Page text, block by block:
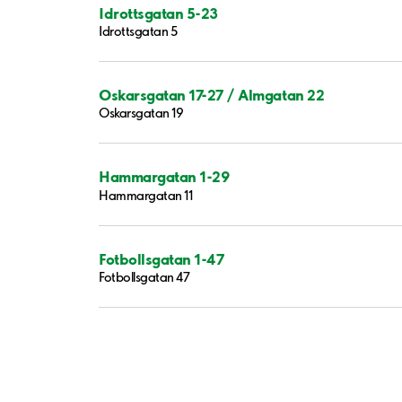
Idrottsgatan 5-23
Idrottsgatan 5
Oskarsgatan 17-27 / Almgatan 22
Oskarsgatan 19
Hammargatan 1-29
Hammargatan 11
Fotbollsgatan 1-47
Fotbollsgatan 47